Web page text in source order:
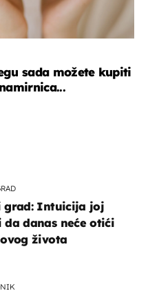
sada možete kupiti
grad: Intuicija joj
da danas neće otići
života